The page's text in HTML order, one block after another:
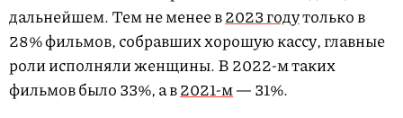
дальнейшем. Тем не менее в2023 годутолько в
28% фильмов, собравших хорошую кассу, главные
роли исполняли женщины. В 2022-м таких
фильмов было 33%, а в2021-м— 31%.